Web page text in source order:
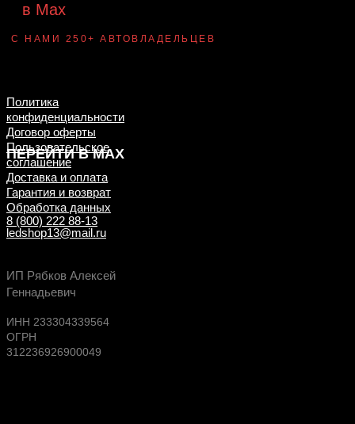
в Max
С НАМИ 250+ АВТОВЛАДЕЛЬЦЕВ
ПЕРЕЙТИ В MAX
Будь в курсе выгодных предложений,
новых поступлений на склад
Политика
конфиденциальности
Договор оферты
Пользовательское
соглашение
Доставка и оплата
Гарантия и возврат
Обработка данных
8 (800) 222 88-13
ledshop13@mail.ru
ИП Рябков Алексей
Геннадьевич
ИНН 233304339564
ОГРН
312236926900049